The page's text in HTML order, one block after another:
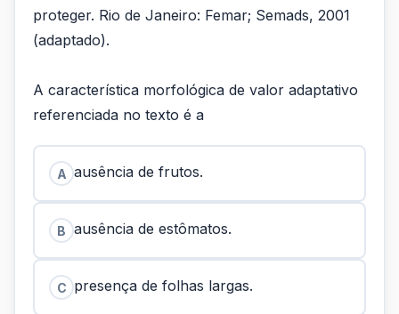
proteger. Rio de Janeiro: Femar; Semads, 2001
(adaptado).
A característica morfológica de valor adaptativo
referenciada no texto é a
A ausência de frutos.
B ausência de estômatos.
C presença de folhas largas.